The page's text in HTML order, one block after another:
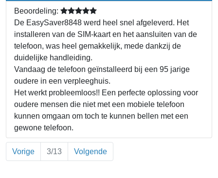
Beoordeling:
De EasySaver8848 werd heel snel afgeleverd. Het
installeren van de SIM-kaart en het aansluiten van de
telefoon, was heel gemakkelijk, mede dankzij de
duidelijke handleiding.
Vandaag de telefoon geïnstalleerd bij een 95 jarige
oudere in een verpleeghuis.
Het werkt probleemloos!! Een perfecte oplossing voor
oudere mensen die niet met een mobiele telefoon
kunnen omgaan om toch te kunnen bellen met een
gewone telefoon.
Vorige 3/13 Volgende